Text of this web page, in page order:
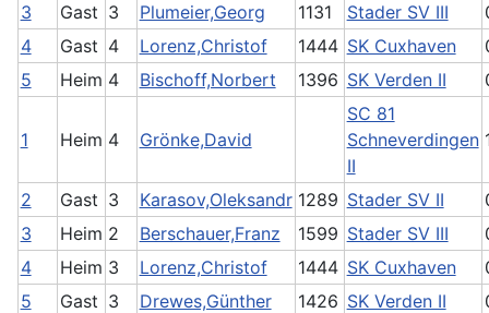
3
Gast 3 Plumeier,Georg 1131 Stader SV III
4
Gast 4 Lorenz,Christof 1444 SK Cuxhaven
5
Heim 4 Bischoff,Norbert 1396 SK Verden II
1 Heim 4 Grönke,David
SC 81
Schneverdingen
II
2 Gast 3 Karasov,Oleksandr 1289 Stader SV II
3
Heim 2 Berschauer,Franz 1599 Stader SV III
4
Heim 3 Lorenz,Christof 1444 SK Cuxhaven
5
Gast 3 Drewes,Günther 1426 SK Verden II